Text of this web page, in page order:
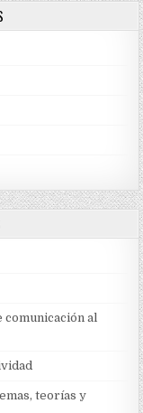
al
teorías y